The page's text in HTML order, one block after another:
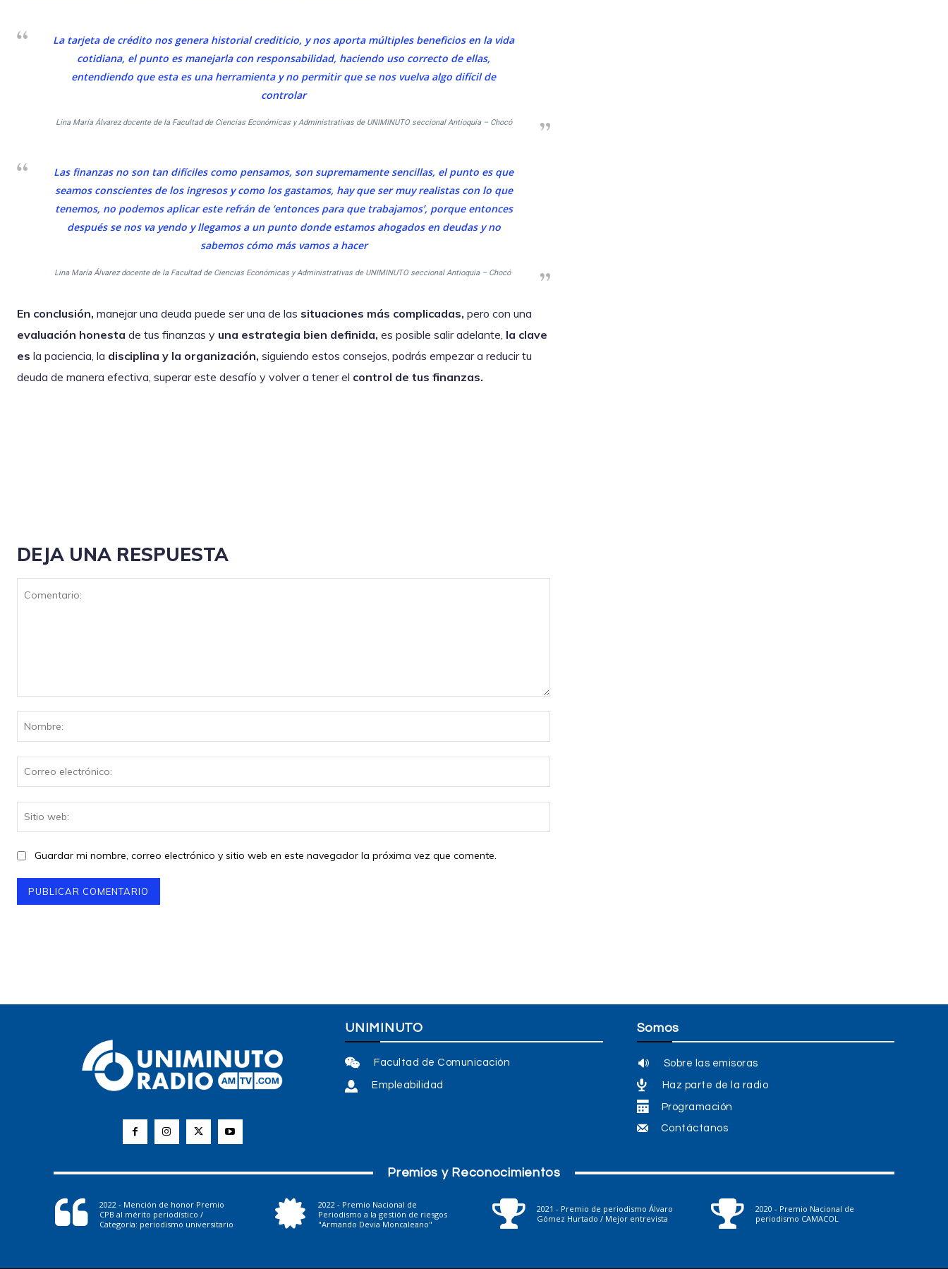
La tarjeta de crédito nos genera historial crediticio, y nos aporta múltiples beneficios en la vida
cotidiana, el punto es manejarla con responsabilidad, haciendo uso correcto de ellas,
entendiendo que esta es una herramienta y no permitir que se nos vuelva algo difícil de
controlar
Lina María Álvarez docente de la Facultad de Ciencias Económicas y Administrativas de UNIMINUTO seccional Antioquia – Chocó
Las finanzas no son tan difíciles como pensamos, son supremamente sencillas, el punto es que
seamos conscientes de los ingresos y como los gastamos, hay que ser muy realistas con lo que
tenemos, no podemos aplicar este refrán de ‘entonces para que trabajamos’, porque entonces
después se nos va yendo y llegamos a un punto donde estamos ahogados en deudas y no
sabemos cómo más vamos a hacer
Lina María Álvarez docente de la Facultad de Ciencias Económicas y Administrativas de UNIMINUTO seccional Antioquia – Chocó
En conclusión, manejar una deuda puede ser una de las situaciones más complicadas, pero con una
evaluación honesta de tus finanzas y una estrategia bien definida, es posible salir adelante, la clave
es la paciencia, la disciplina y la organización, siguiendo estos consejos, podrás empezar a reducir tu
deuda de manera efectiva, superar este desafío y volver a tener el control de tus finanzas.
DEJA UNA RESPUESTA
Guardar mi nombre, correo electrónico y sitio web en este navegador la próxima vez que comente.
UNIMINUTO
Facultad de Comunicación
Empleabilidad
Somos
Sobre las emisoras
Haz parte de la radio
Programación
Contáctanos
Premios y Reconocimientos
2022 - Mención de honor Premio
CPB al mérito periodístico /
Categoría: periodismo universitario
2022 - Premio Nacional de
Periodismo a la gestión de riesgos
"Armando Devia Moncaleano"
2021 - Premio de periodismo Álvaro
Gómez Hurtado / Mejor entrevista
2020 - Premio Nacional de
periodismo CAMACOL